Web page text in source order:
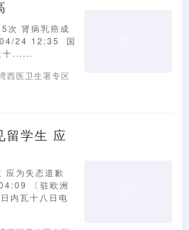
次 肾病乳癌成
04/24 12:35 国
十......
西医卫生署专区
留学生 应
应为失态道歉
〔驻欧洲
内瓦十八日电